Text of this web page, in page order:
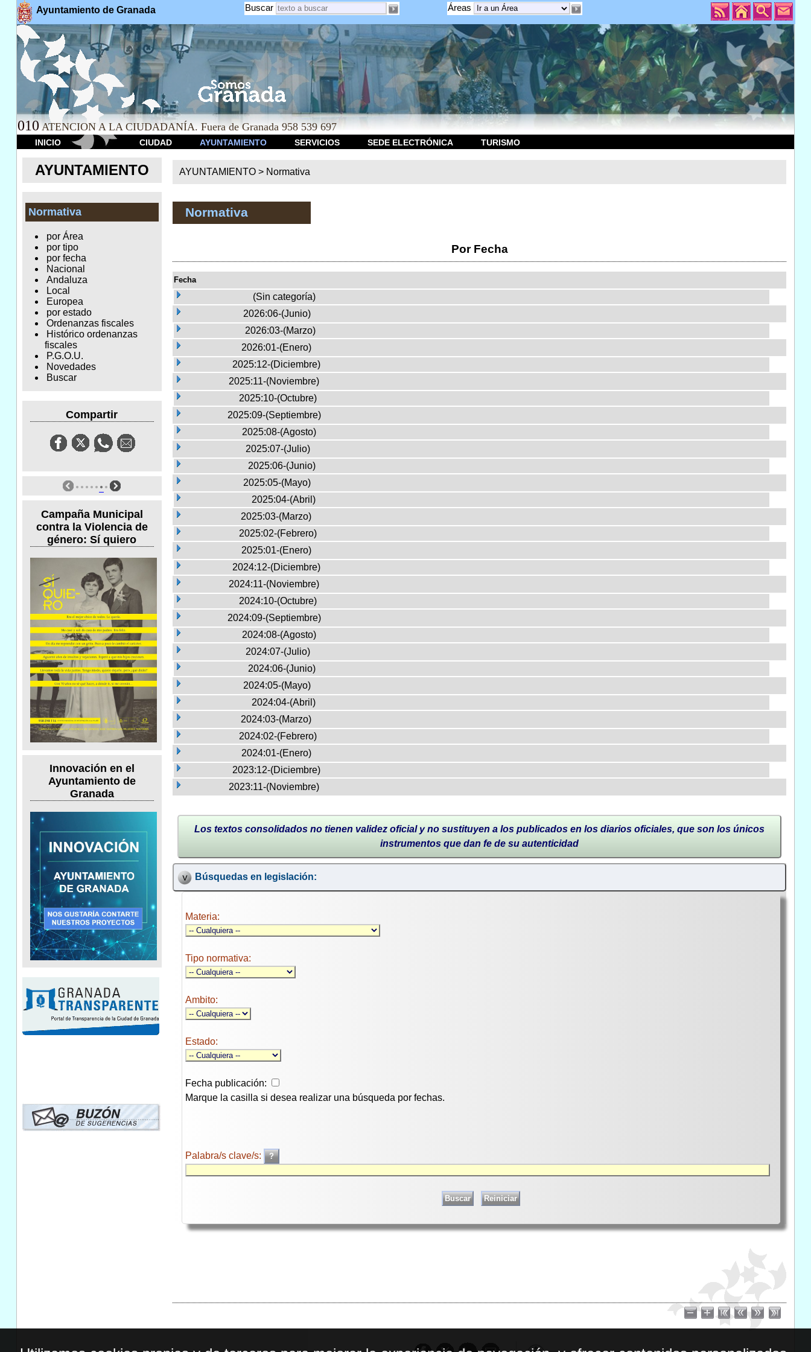
Ayuntamiento de Granada Áreas
Buscar
010 ATENCION A LA CIUDADANÍA. Fuera de Granada 958 539 697
INICIO CIUDAD AYUNTAMIENTO SERVICIOS SEDE ELECTRÓNICA TURISMO
AYUNTAMIENTO
Normativa
por Área
por tipo
por fecha
Nacional
Andaluza
Local
Europea
por estado
Ordenanzas fiscales
Histórico ordenanzas
fiscales
P.G.O.U.
Novedades
Buscar
Compartir
Campaña Municipal
contra la Violencia de
género: Sí quiero
Innovación en el
Ayuntamiento de
Granada
AYUNTAMIENTO > Normativa
Normativa
Por Fecha
Fecha
(Sin categoría)
2026:06-(Junio)
2026:03-(Marzo)
2026:01-(Enero)
2025:12-(Diciembre)
2025:11-(Noviembre)
2025:10-(Octubre)
2025:09-(Septiembre)
2025:08-(Agosto)
2025:07-(Julio)
2025:06-(Junio)
2025:05-(Mayo)
2025:04-(Abril)
2025:03-(Marzo)
2025:02-(Febrero)
2025:01-(Enero)
2024:12-(Diciembre)
2024:11-(Noviembre)
2024:10-(Octubre)
2024:09-(Septiembre)
2024:08-(Agosto)
2024:07-(Julio)
2024:06-(Junio)
2024:05-(Mayo)
2024:04-(Abril)
2024:03-(Marzo)
2024:02-(Febrero)
2024:01-(Enero)
2023:12-(Diciembre)
2023:11-(Noviembre)
Los textos consolidados no tienen validez oficial y no sustituyen a los publicados en los diarios oficiales, que son los únicos
instrumentos que dan fe de su autenticidad
Búsquedas en legislación:
Materia:
Tipo normativa:
Ambito:
Estado:
Fecha publicación:
Marque la casilla si desea realizar una búsqueda por fechas.
Palabra/s clave/s: